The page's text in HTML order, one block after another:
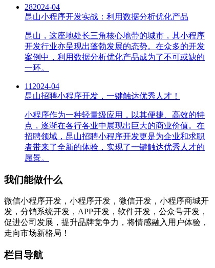
282024-04
昆山小程序开发实战：利用数据分析优化产品
昆山，这座地处长三角核心地带的城市，其小程序
开发行业亦呈现出蓬勃发展的态势。在众多的开发
案例中，利用数据分析优化产品成为了不可或缺的
一环。
11 2024-04
昆山招聘小程序开发，一键触达优秀人才！
小程序作为一种轻量级应用，以其便捷、高效的特
点，逐渐在各行各业中展现出巨大的商业价值。在
招聘领域，昆山招聘小程序开发更是为企业和求职
者带来了全新的体验，实现了一键触达优秀人才的
愿景。
我们能做什么
微信小程序开发，小程序开发，微信开发，小程序商城开
发，分销系统开发，APP开发，软件开发，公众号开发，
促进公司发展，提升品牌竞争力，将情感融入用户体验，
走向市场新格局！
栏目导航